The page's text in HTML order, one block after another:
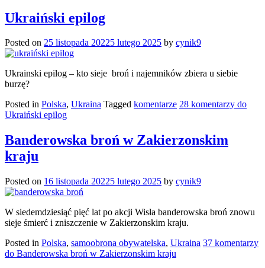
Ukraiński epilog
Posted on 25 listopada 20225 lutego 2025 by cynik9
Ukrainski epilog – kto sieje broń i najemników zbiera u siebie
burzę?
Posted in Polska, Ukraina Tagged komentarze 28 komentarzy do
Ukraiński epilog
Banderowska broń w Zakierzonskim
kraju
Posted on 16 listopada 20225 lutego 2025 by cynik9
W siedemdziesiąć pięć lat po akcji Wisła banderowska broń znowu
sieje śmierć i zniszczenie w Zakierzonskim kraju.
Posted in Polska, samoobrona obywatelska, Ukraina 37 komentarzy
do Banderowska broń w Zakierzonskim kraju